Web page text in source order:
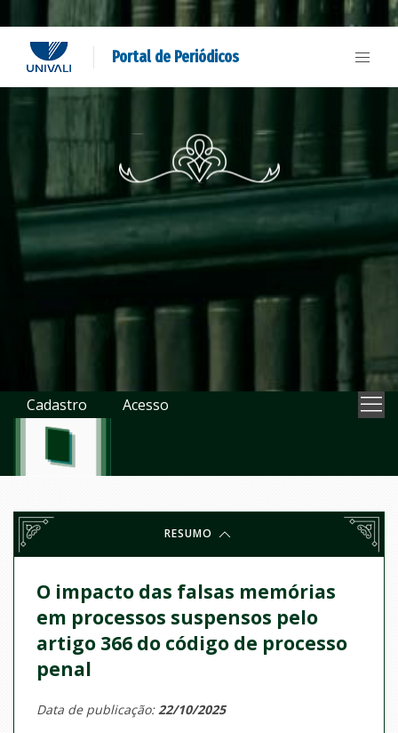
Portal de Periódicos
Cadastro Acesso
RESUMO
O impacto das falsas memórias
em processos suspensos pelo
artigo 366 do código de processo
penal
Data de publicação:22/10/2025